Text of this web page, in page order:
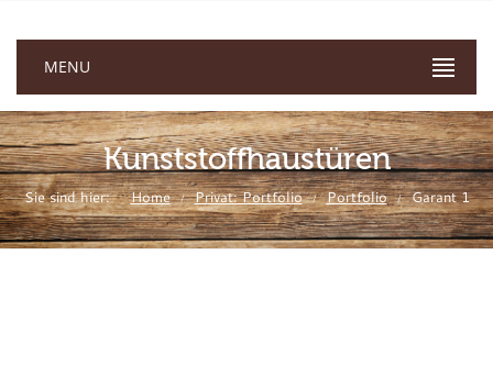
MENU
Kunststoffhaustüren
Sie sind hier: Home / Privat: Portfolio / Portfolio / Garant 1